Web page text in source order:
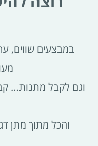
במבצעים שווים,
וגם לקבל מתנות…
והכל מתוך מתן